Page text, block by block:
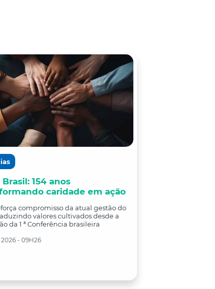
Brasil: 154 anos
caridade em ação
compromisso da atual gestão do
valores cultivados desde a
da 1 ª Conferência brasileira
- 09H26